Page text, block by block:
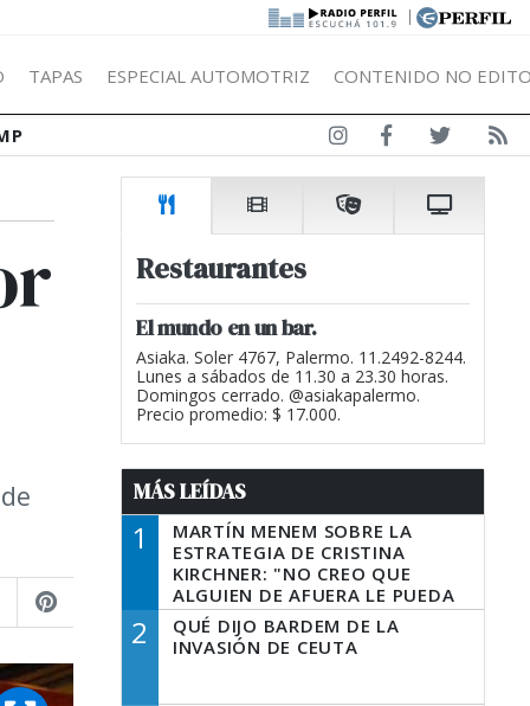
|
TAPAS ESPECIAL AUTOMOTRIZ CONTENIDO NO
Restaurantes
El mundo en un bar.
Asiaka. Soler 4767, Palermo. 11.2492-8244.
Lunes a sábados de 11.30 a 23.30 horas.
Domingos cerrado. @asiakapalermo.
Precio promedio: $ 17.000.
MÁS LEÍDAS
1
MARTÍN MENEM SOBRE LA
ESTRATEGIA DE CRISTINA
KIRCHNER: "NO CREO QUE
ALGUIEN DE AFUERA LE PUEDA
DECIR A LA JUSTICIA LO QUE
TIENE QUE HACER"
2
QUÉ DIJO BARDEM DE LA
INVASIÓN DE CEUTA